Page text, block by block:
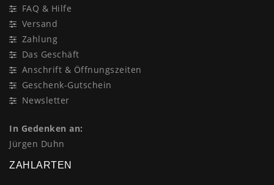
FAQ & Hilfe
Versand
Zahlung
Das Geschäft
Anschrift & Öffnungszeiten
Geschenk-Gutschein
Newsletter
In Gedenken an:
Jürgen Duhn
ZAHLARTEN